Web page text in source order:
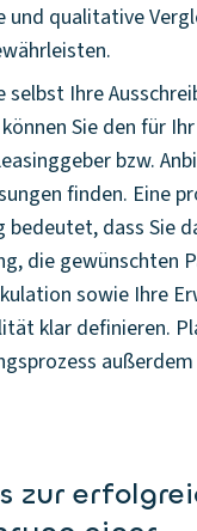
und qualitative
selbst Ihre
Sie den für
bzw.
finden. Eine
bedeutet, dass Sie
die gewünschten
sowie Ihre
klar definieren.
zur